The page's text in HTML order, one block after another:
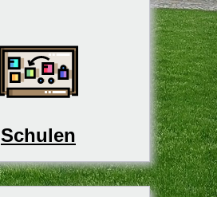
Schulen